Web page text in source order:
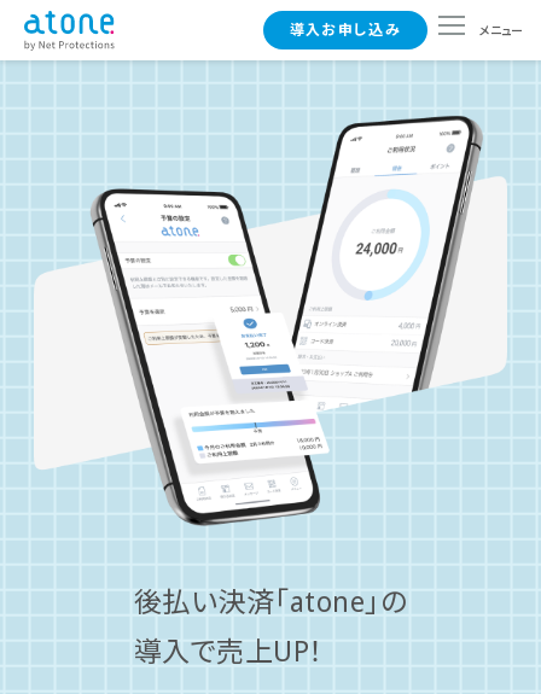
導入事例
実店舗で導入
一般のお客さまはこちら
導入お申し込み メニュー
後払い決済「atone」の
導入で売上UP！